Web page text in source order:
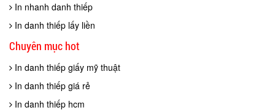
In nhanh danh thiếp
In danh thiếp lấy liền
Chuyên mục hot
In danh thiếp giấy mỹ thuật
In danh thiếp giá rẻ
In danh thiếp hcm